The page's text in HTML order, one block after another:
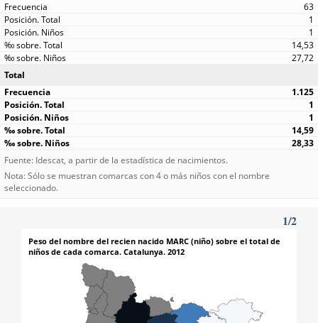
63
1
1
14,53
27,72
Total
1.125
1
1
14,59
28,33
Fuente: Idescat, a partir de la estadística de nacimientos.
Nota: Sólo se muestran comarcas con 4 o más niños con el nombre
seleccionado.